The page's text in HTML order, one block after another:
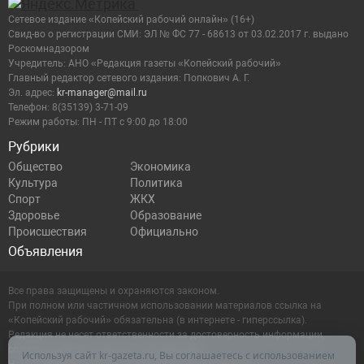
Рубрики
Общество
Экономика
Культура
Политика
Спорт
ЖКХ
Здоровье
Образование
Происшествия
Официально
Объявления
Сетевое издание «Копейский рабочий онлайн» (16+)
Cвид-во о регистрации СМИ: ЭЛ № ФС 77 - 68613 от 03.02.2017 г. выдано
Роскомнадзором
Учредитель: АНО «Редакция газеты «Копейский рабочий»
Главный редактор сетевого издания: Попкович А. Г.
Эл. адрес: kr-manager@mail.ru
Телефон: 8(35139) 3-71-09
Режим работы: ПН - ПТ с 9:00 до 18:00
Все права защищены и охраняются законом.
При полном или частичном использовании материалов ссылка на
«Копейский рабочий» обязательна (в интернете - гиперссылка).
Редакция не несет ответственности за достоверность информации,
содержащейся в рекламных объявлениях.
Используя сайт kr-gazeta.ru, Вы соглашаетесь с использованием